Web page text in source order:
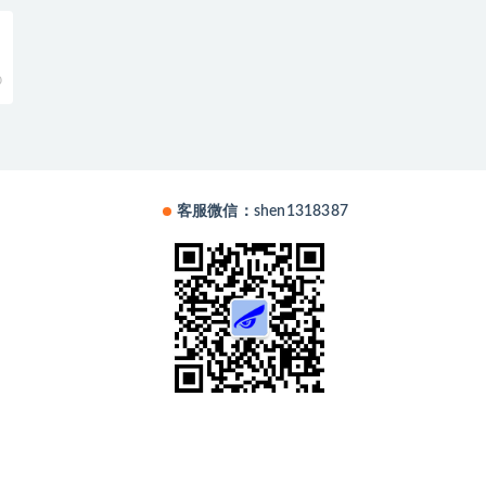
客服微信：shen1318387